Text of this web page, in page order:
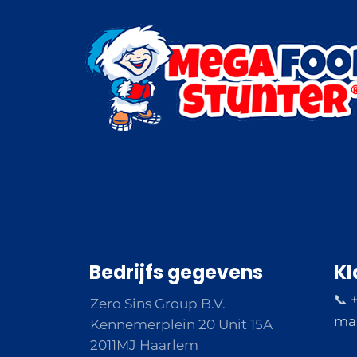
Bedrijfs gegevens
Zero Sins Group B.V.
Kennemerplein 20 Unit 15A
2011MJ Haarlem
📞